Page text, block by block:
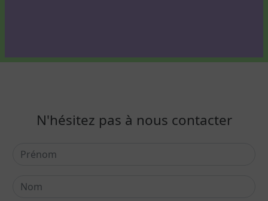
N'hésitez pas à nous contacter